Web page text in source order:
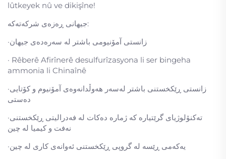
lûtkeyek nû ve dikişîne!
جیهانی ڕەزەی شرکەتەکە:
·زانستی آمۆنیومی باشتر لە سەرەدەی جیهان
· Rêberê Afirînerê desulfurîzasyona li ser bingeha
ammonia li Chinaînê
·زانستی ڕێکخستنی باشتر لەسەر هەوڵدانەوەی آمۆنیوم و کۆتایی
دەستی
·تەکنۆلوژیای گرێتیارە کە ژمارە دەکات لە فەدرالیتی ڕێکخستنی
نەفت و کیمیا لە چین
·یەکەمی ڕێسە لە گروپی ڕێکخستنی ئەوانەی کاری لە چین